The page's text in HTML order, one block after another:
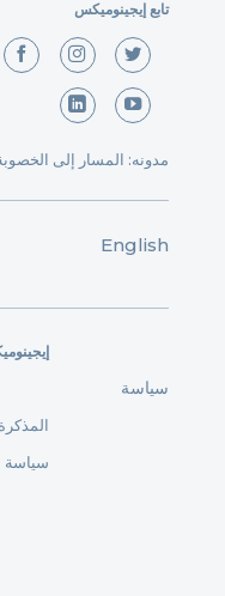
تابع إيجينوميكس
مدونه: المسار إلى
English
[2024] ©
سياسة
سياسة